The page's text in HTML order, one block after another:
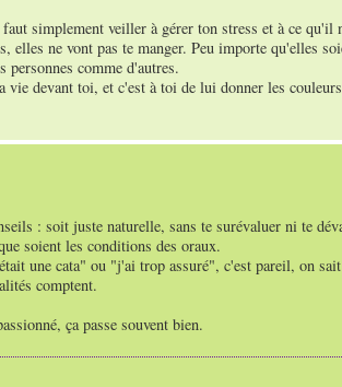
simplement veiller à gérer ton stress et à ce qu'il
elles ne vont pas te manger. Peu importe qu'elles
comme d'autres.
devant toi, et c'est à toi de lui donner les
: soit juste naturelle, sans te surévaluer ni te
soient les conditions des oraux.
une cata" ou "j'ai trop assuré", c'est pareil, on
comptent.
ça passe souvent bien.